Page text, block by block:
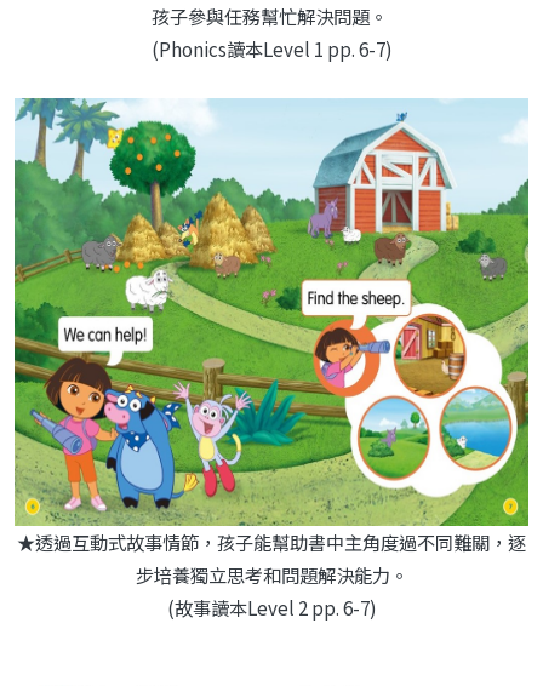
孩子參與任務幫忙解決問題。
(Phonics讀本Level 1 pp. 6-7)
★透過互動式故事情節，孩子能幫助書中主角度過不同難關，逐
步培養獨立思考和問題解決能力。
(故事讀本Level 2 pp. 6-7)